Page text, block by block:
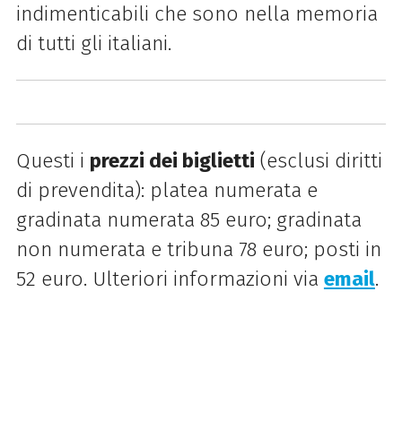
indimenticabili che sono nella memoria
di tutti gli italiani.
Questi i prezzi dei biglietti (esclusi diritti
di prevendita): platea numerata e
gradinata numerata 85 euro; gradinata
non numerata e tribuna 78 euro; posti in
52 euro. Ulteriori informazioni via email.